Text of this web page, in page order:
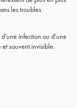
les troubles
infection ou d’une
et souvent invisible.